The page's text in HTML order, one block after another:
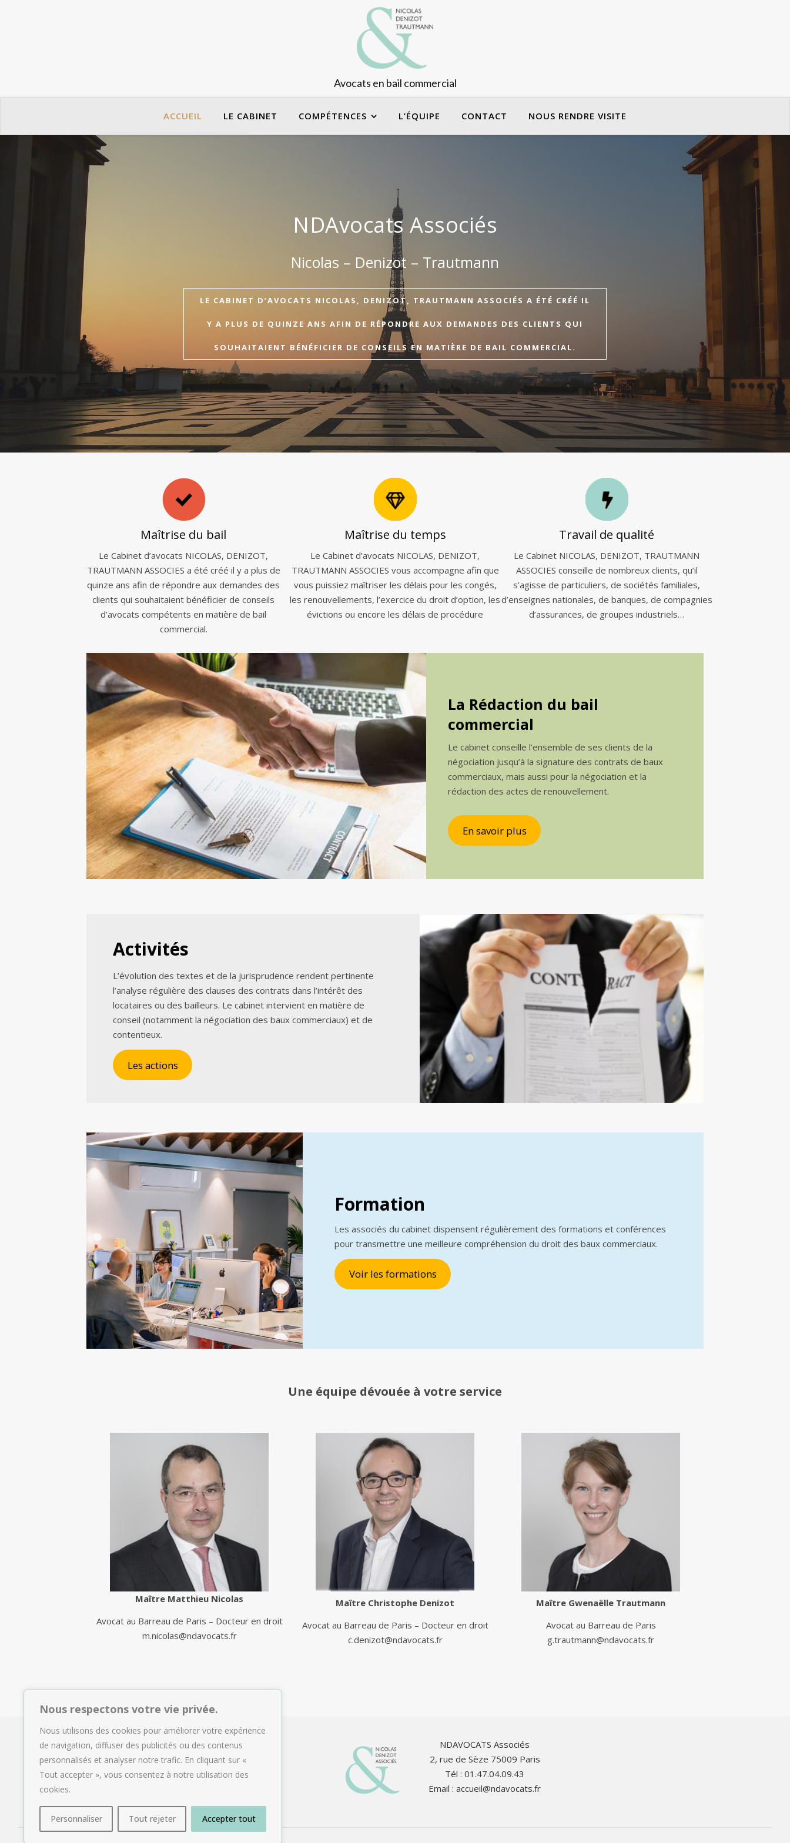
Nous respectons votre vie privée.
Nous utilisons des cookies pour améliorer votre expérience
de navigation, diffuser des publicités ou des contenus
personnalisés et analyser notre trafic. En cliquant sur «
Tout accepter », vous consentez à notre utilisation des
cookies.
Personnaliser Tout rejeter Accepter tout
Avocats en bail commercial
ACCUEIL LE CABINET COMPÉTENCES L’ÉQUIPE CONTACT NOUS RENDRE VISITE
NDAvocats Associés
Nicolas – Denizot – Trautmann
LE CABINET D’AVOCATS NICOLAS, DENIZOT, TRAUTMANN ASSOCIÉS A ÉTÉ CRÉÉ IL
Y A PLUS DE QUINZE ANS AFIN DE RÉPONDRE AUX DEMANDES DES CLIENTS QUI
SOUHAITAIENT BÉNÉFICIER DE CONSEILS EN MATIÈRE DE BAIL COMMERCIAL.
Maîtrise du bail
Le Cabinet d’avocats NICOLAS, DENIZOT,
TRAUTMANN ASSOCIES a été créé il y a plus de
quinze ans afin de répondre aux demandes des
clients qui souhaitaient bénéficier de conseils
d’avocats compétents en matière de bail
commercial.
Maîtrise du temps
Le Cabinet d’avocats NICOLAS, DENIZOT,
TRAUTMANN ASSOCIES vous accompagne afin que
vous puissiez maîtriser les délais pour les congés,
les renouvellements, l’exercice du droit d’option, les
évictions ou encore les délais de procédure
Travail de qualité
Le Cabinet NICOLAS, DENIZOT, TRAUTMANN
ASSOCIES conseille de nombreux clients, qu’il
s’agisse de particuliers, de sociétés familiales,
d’enseignes nationales, de banques, de compagnies
d’assurances, de groupes industriels…
La Rédaction du bail
commercial
Le cabinet conseille l’ensemble de ses clients de la
négociation jusqu’à la signature des contrats de baux
commerciaux, mais aussi pour la négociation et la
rédaction des actes de renouvellement.
En savoir plus
Activités
L’évolution des textes et de la jurisprudence rendent pertinente
l’analyse régulière des clauses des contrats dans l’intérêt des
locataires ou des bailleurs. Le cabinet intervient en matière de
conseil (notamment la négociation des baux commerciaux) et de
contentieux.
Les actions
Formation
Les associés du cabinet dispensent régulièrement des formations et conférences
pour transmettre une meilleure compréhension du droit des baux commerciaux.
Voir les formations
Une équipe dévouée à votre service
Maître Matthieu Nicolas
Avocat au Barreau de Paris – Docteur en droit
m.nicolas@ndavocats.fr
Maître Christophe Denizot
Avocat au Barreau de Paris – Docteur en droit
c.denizot@ndavocats.fr
Maître Gwenaëlle Trautmann
Avocat au Barreau de Paris
g.trautmann@ndavocats.fr
NDAVOCATS Associés
2, rue de Sèze 75009 Paris
Tél : 01.47.04.09.43
Email :accueil@ndavocats.fr